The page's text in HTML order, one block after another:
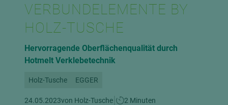
VERBUNDELEMENTE BY
HOLZ-TUSCHE
Hervorragende Oberflächenqualität durch
Hotmelt Verklebetechnik
Holz-Tusche EGGER
24.05.2023von Holz-Tusche 2 Minuten